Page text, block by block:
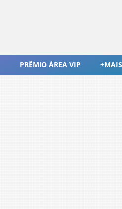
PRÊMIO ÁREA VIP +MAIS